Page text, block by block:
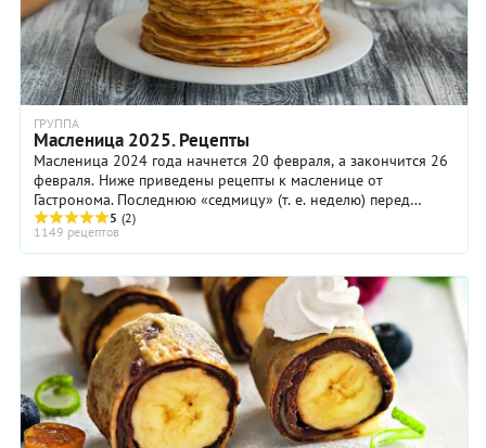
ГРУППА
Масленица 2025. Рецепты
Масленица 2024 года начнется 20 февраля, а закончится 26
февраля. Ниже приведены рецепты к масленице от
Гастронома. Последнюю «седмицу» (т. е. неделю) перед
постом церковь называет «сырной»; в народе ...
5 (2)
1149 рецептов